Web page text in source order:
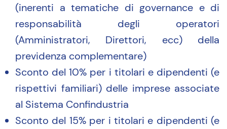
(inerenti a tematiche di governance e di
responsabilità degli operatori
(Amministratori, Direttori, ecc) della
previdenza complementare)
Sconto del 10% per i titolari e dipendenti (e
rispettivi familiari) delle imprese associate
al Sistema Confindustria
Sconto del 15% per i titolari e dipendenti (e